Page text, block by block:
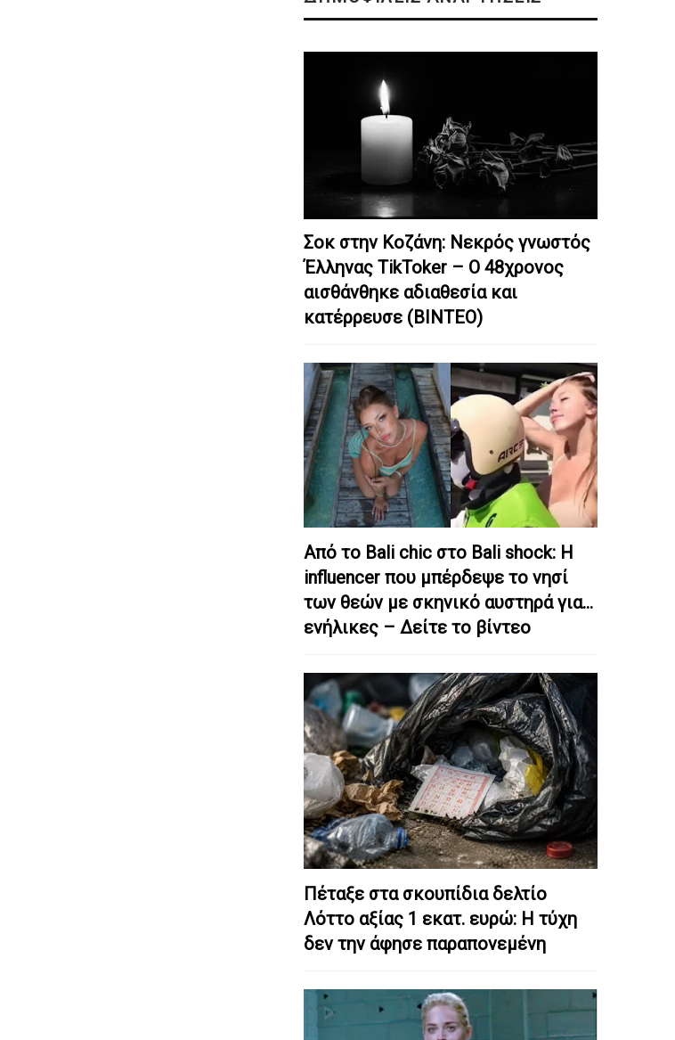
Σοκ στην Κοζάνη: Nεκρός γνωστός
Έλληνας TikToker – Ο 48χρονος
αισθάνθηκε αδιαθεσία και
κατέρρευσε (ΒΙΝΤΕΟ)
Από το Bali chic στο Bali shock: Η
influencer που μπέρδεψε το νησί
των θεών με σκηνικό αυστηρά για…
ενήλικες – Δείτε το βίντεο
Πέταξε στα σκουπίδια δελτίο
Λόττο αξίας 1 εκατ. ευρώ: Η τύχη
δεν την άφησε παραπονεμένη